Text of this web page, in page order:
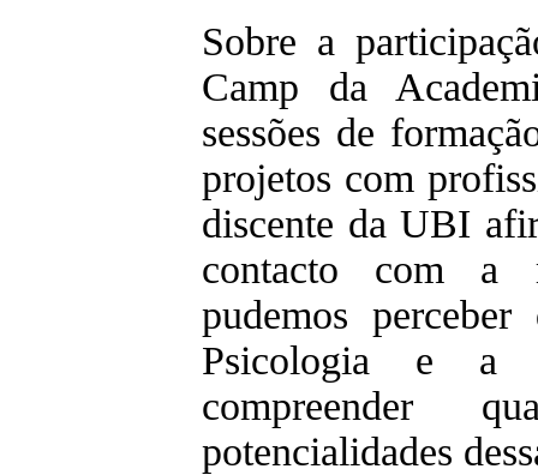
Sobre a
Camp da
sessões de
projetos com
discente da UBI
contacto com a
pudemos
Psicologia e a
compreender
potencialidades